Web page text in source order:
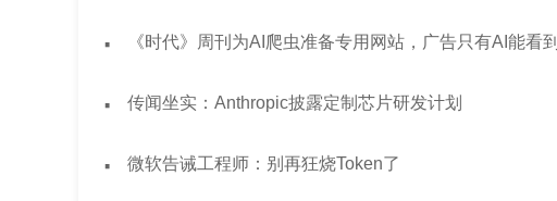
· 《时代》周刊为AI爬虫准备专用网站，广告只有AI能看到
· 传闻坐实：Anthropic披露定制芯片研发计划
· 微软告诫工程师：别再狂烧Token了